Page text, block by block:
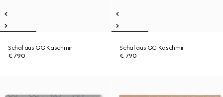
Schal aus GG Kaschmir
€ 790
Schal aus GG Kaschmir
€ 790